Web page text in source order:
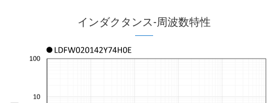
インダクタンス-周波数特性